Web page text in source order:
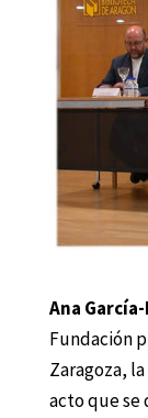
Ana
Fundación
Zaragoza, la
acto que se